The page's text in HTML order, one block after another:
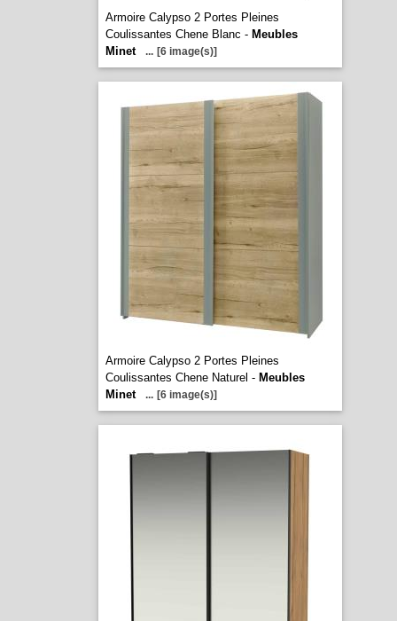
Armoire Calypso 2 Portes Pleines
Coulissantes Chene Blanc - Meubles
Minet
... [6 image(s)]
Armoire Calypso 2 Portes Pleines
Coulissantes Chene Naturel - Meubles
Minet
... [6 image(s)]